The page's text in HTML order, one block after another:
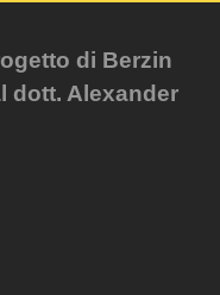
di Berzin
dott. Alexander